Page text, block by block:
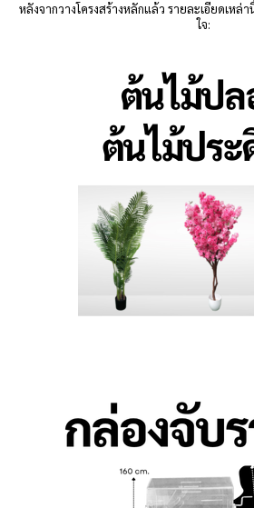
หลังจากวางโครงสร้างหลักแล้ว รายละเอียดเหล่
ใจ: